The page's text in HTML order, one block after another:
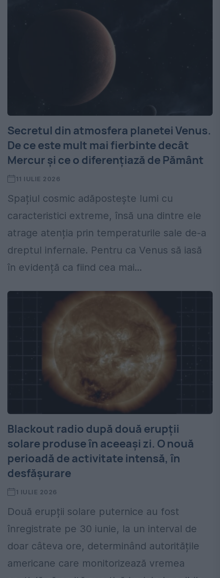
Secretul din atmosfera planetei Venus.
De ce este mult mai fierbinte decât
Mercur și ce o diferențiază de Pământ
11 IULIE 2026
Spațiul cosmic adăpostește lumi cu
caracteristici extreme, însă una dintre ele
atrage atenția prin temperaturile sale de-a
dreptul infernale. Pentru ca Venus să iasă
în evidență ca fiind cea mai...
Blackout radio după două erupții
solare produse în aceeași zi. O nouă
perioadă de activitate intensă, în
desfășurare
1 IULIE 2026
Două erupții solare puternice au fost
înregistrate pe 30 iunie, la un interval de
doar câteva ore, determinând autoritățile
americane care monitorizează vremea